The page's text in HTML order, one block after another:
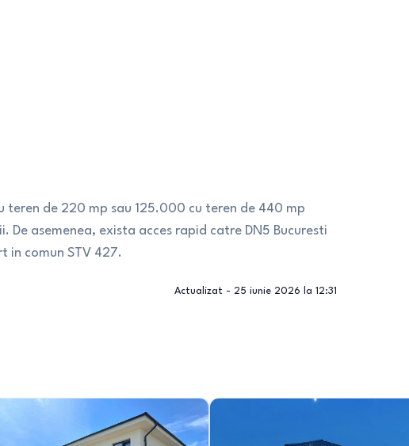
teren de 220 mp sau 125.000 cu teren de 440 mp
De asemenea, exista acces rapid catre DN5 Bucuresti
in comun STV 427.
Actualizat - 25 iunie 2026 la 12:31